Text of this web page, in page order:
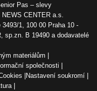
Pas – slevy
NEWS CENTER a.s.
1, 100 00 Praha 10 -
sp.zn. B 19490 a dodavatelé
materiálům
společnosti
Nastavení soukromí